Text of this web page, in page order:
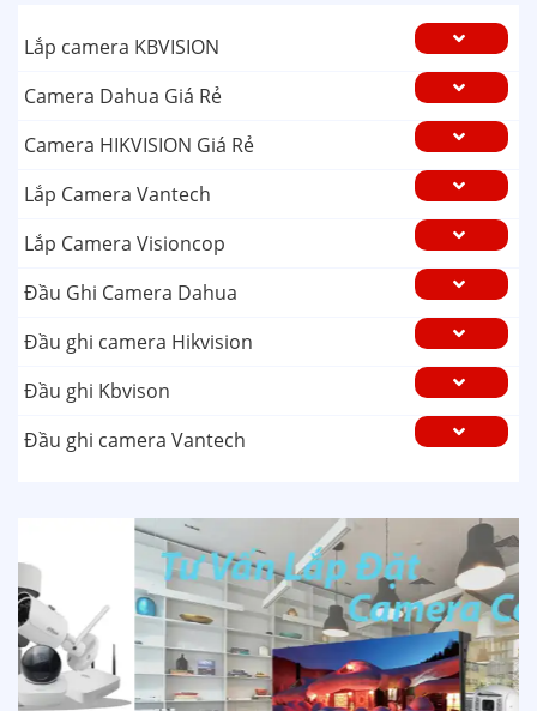
Lắp camera KBVISION
Camera Dahua Giá Rẻ
Camera HIKVISION Giá Rẻ
Lắp Camera Vantech
Lắp Camera Visioncop
Đầu Ghi Camera Dahua
Đầu ghi camera Hikvision
Đầu ghi Kbvison
Đầu ghi camera Vantech